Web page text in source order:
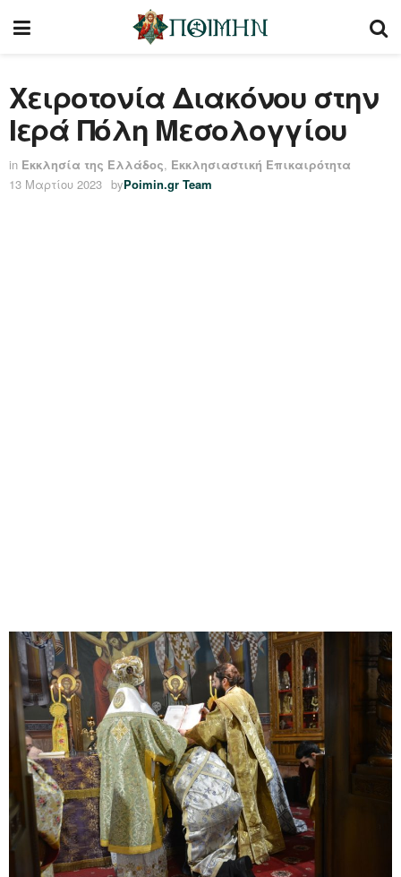
Χειροτονία Διακόνου στην
Ιερά Πόλη Μεσολογγίου
in Εκκλησία της Ελλάδος, Εκκλησιαστική Επικαιρότητα
13 Μαρτίου 2023 byPoimin.gr Team